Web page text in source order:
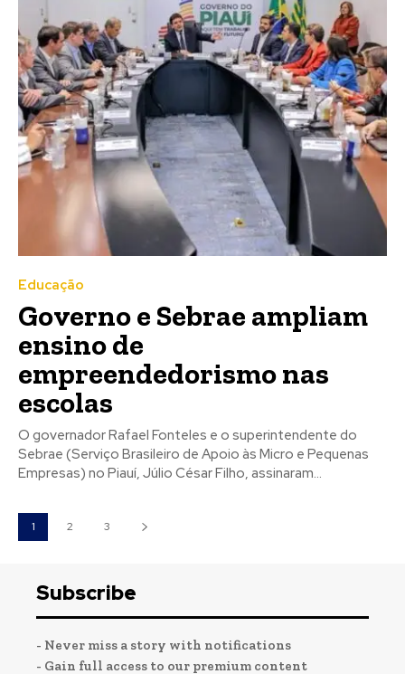
Educação
Governo e Sebrae ampliam
ensino de
empreendedorismo nas
escolas
O governador Rafael Fonteles e o superintendente do
Sebrae (Serviço Brasileiro de Apoio às Micro e Pequenas
Empresas) no Piauí, Júlio César Filho, assinaram...
1 2 3
Subscribe
- Never miss a story with notifications
- Gain full access to our premium content